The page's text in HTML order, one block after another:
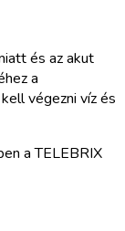
és az akut
a
végezni víz és
a TELEBRIX